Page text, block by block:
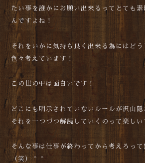
たい事を誰かにお願い出来るってとても素
んですよね！
それをいかに気持ち良く出来る為にはど
色々考えています！
この世の中は面白いです！
どこにも明示されていないルールが沢山隠
それを一つづつ解読していくのって楽しい
そんな事は仕事が終わってから考えろっ
（笑）＾＾